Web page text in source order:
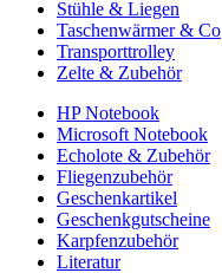
Stühle & Liegen
Taschenwärmer & Co
Transporttrolley
Zelte & Zubehör
HP Notebook
Microsoft Notebook
Echolote & Zubehör
Fliegenzubehör
Geschenkartikel
Geschenkgutscheine
Karpfenzubehör
Literatur